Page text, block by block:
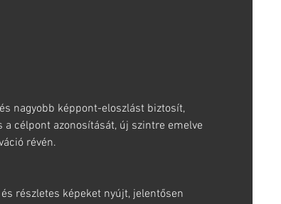
nagyobb képpont-eloszlást biztosít,
a célpont azonosítását, új szintre emelve
révén.
részletes képeket nyújt, jelentősen